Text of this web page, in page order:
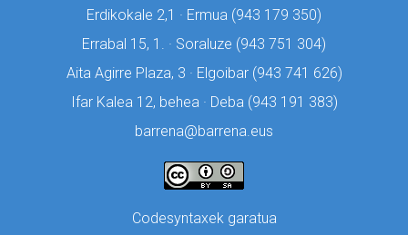
Erdikokale 2,1 · Ermua (943 179 350)
Errabal 15, 1. · Soraluze (943 751 304)
Aita Agirre Plaza, 3 · Elgoibar (943 741 626)
Ifar Kalea 12, behea · Deba (943 191 383)
barrena@barrena.eus
Codesyntaxek garatua